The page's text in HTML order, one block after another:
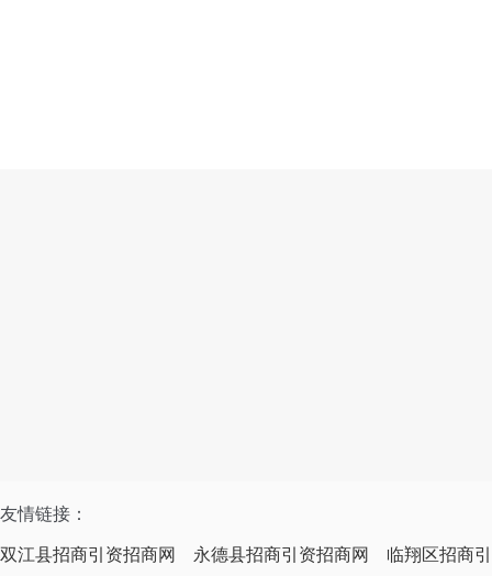
友情链接：
双江县招商引资招商网 永德县招商引资招商网 临翔区招商